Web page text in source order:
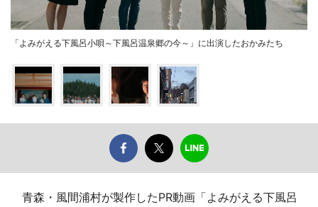
「よみがえる下風呂小唄～下風呂温泉郷の今～」に出演したおかみたち
青森・風間浦村が製作したPR動画「よみがえる下風呂